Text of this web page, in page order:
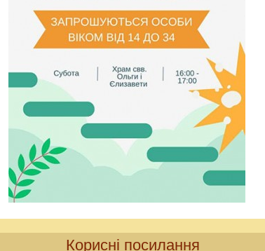
Корисні посилання